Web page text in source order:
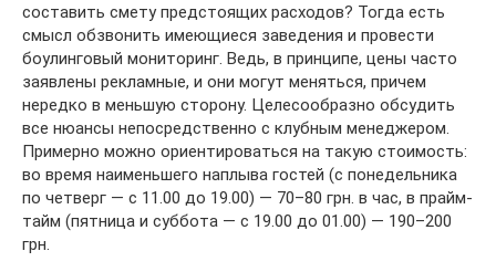
составить смету предстоящих расходов? Тогда есть
смысл обзвонить имеющиеся заведения и провести
боулинговый мониторинг. Ведь, в принципе, цены часто
заявлены рекламные, и они могут меняться, причем
нередко в меньшую сторону. Целесообразно обсудить
все нюансы непосредственно с клубным менеджером.
Примерно можно ориентироваться на такую стоимость:
во время наименьшего наплыва гостей (с понедельника
по четверг — с 11.00 до 19.00) — 70–80 грн. в час, в прайм-
тайм (пятница и суббота — с 19.00 до 01.00) — 190–200
грн.